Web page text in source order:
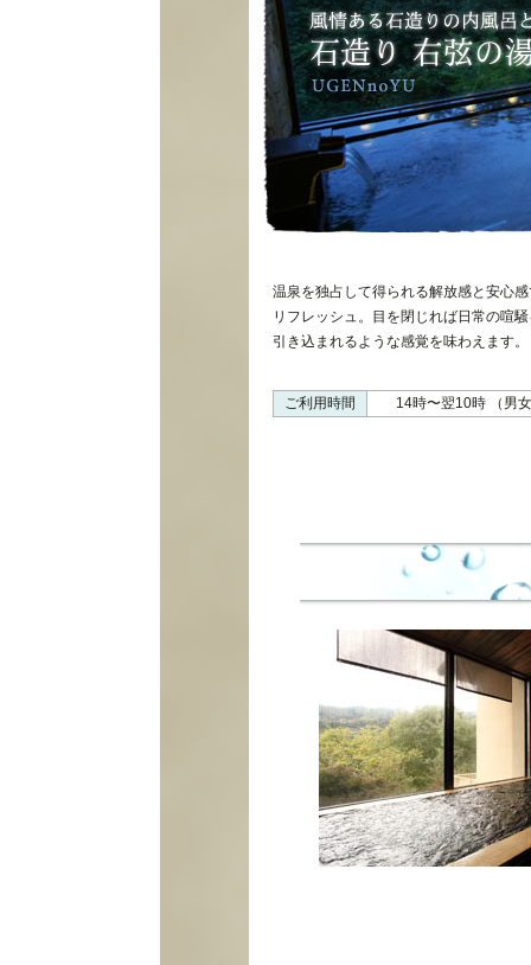
温泉を独占して得られる解放感と安心
リフレッシュ。目を閉じれば日常の喧
引き込まれるような感覚を味わえます。
ご利用時間 14時〜翌10時 （男